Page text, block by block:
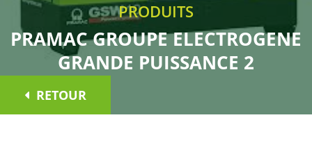
PRODUITS
PRAMAC GROUPE ELECTROGENE
GRANDE PUISSANCE 2
RETOUR